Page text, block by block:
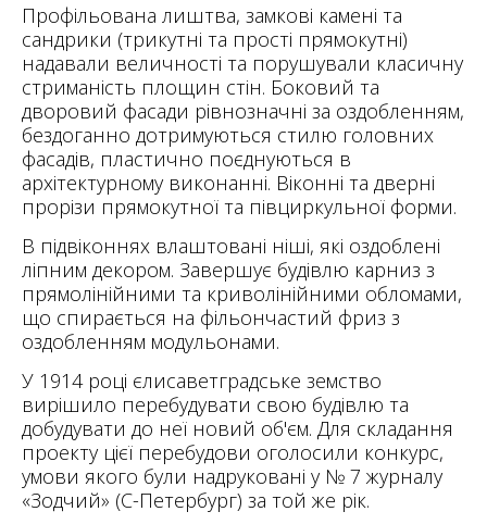
Профільована лиштва, замкові камені та
сандрики (трикутні та прості прямокутні)
надавали величності та порушували класичну
стриманість площин стін. Боковий та
дворовий фасади рівнозначні за оздобленням,
бездоганно дотримуються стилю головних
фасадів, пластично поєднуються в
архітектурному виконанні. Віконні та дверні
прорізи прямокутної та півциркульної форми.
В підвіконнях влаштовані ніші, які оздоблені
ліпним декором. Завершує будівлю карниз з
прямолінійними та криволінійними обломами,
що спирається на фільончастий фриз з
оздобленням модульонами.
У 1914 році єлисаветградське земство
вирішило перебудувати свою будівлю та
добудувати до неї новий об'єм. Для складання
проекту цієї перебудови оголосили конкурс,
умови якого були надруковані у № 7 журналу
«Зодчий» (С-Петербург) за той же рік.